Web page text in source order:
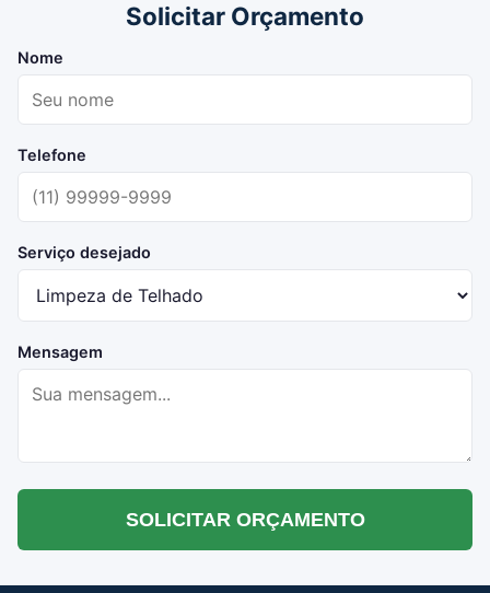
Solicitar Orçamento
Nome
Telefone
Serviço desejado
Mensagem
SOLICITAR ORÇAMENTO